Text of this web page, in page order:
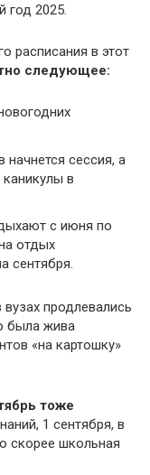
год 2025.
расписания в этот
следующее:
начнется сессия, а
в
с июня по
отдых
сентября.
продлевались
была жива
«на картошку»
тоже
1 сентября, в
скорее школьная